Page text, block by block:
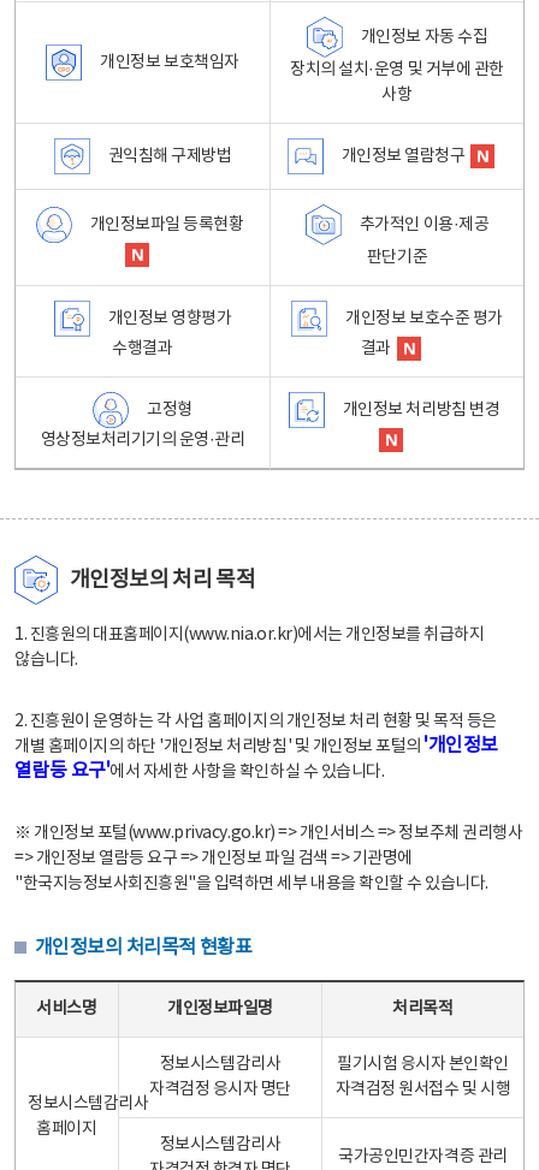
개인정보 보호책임자
개인정보 자동 수집
장치의 설치·운영 및 거부에 관한
사항
권익침해 구제방법 개인정보 열람청구
개인정보파일 등록현황
추가적인 이용·제공
판단기준
개인정보 영향평가
수행결과
개인정보 보호수준 평가
결과
고정형
영상정보처리기기의 운영·관리
개인정보 처리방침 변경
개인정보의 처리 목적
1. 진흥원의 대표홈페이지(www.nia.or.kr)에서는 개인정보를 취급하지
않습니다.
2. 진흥원이 운영하는 각 사업 홈페이지의 개인정보 처리 현황 및 목적 등은
개별 홈페이지의 하단 '개인정보 처리방침' 및 개인정보 포털의 '개인정보
열람등 요구'에서 자세한 사항을 확인하실 수 있습니다.
※ 개인정보 포털(www.privacy.go.kr) => 개인서비스 => 정보주체 권리행사
=> 개인정보 열람등 요구 => 개인정보 파일 검색 => 기관명에
"한국지능정보사회진흥원"을 입력하면 세부 내용을 확인할 수 있습니다.
개인정보의 처리목적 현황표
서비스명 개인정보파일명 처리목적
정보시스템감리사
홈페이지
정보시스템감리사
자격검정 응시자 명단
필기시험 응시자 본인확인
자격검정 원서접수 및 시행
정보시스템감리사
국가공인민간자격증 관리